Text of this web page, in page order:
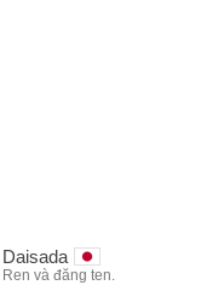
Daisada
Ren và đăng ten.